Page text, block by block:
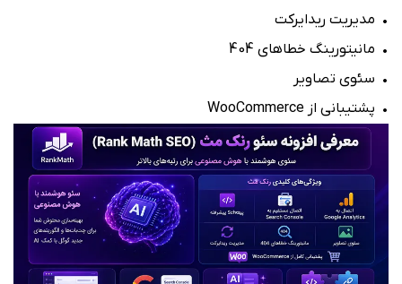
• مدیریت ریدایرکت
• مانیتورینگ خطاهای 404
• سئوی تصاویر
• پشتیبانی از WooCommerce